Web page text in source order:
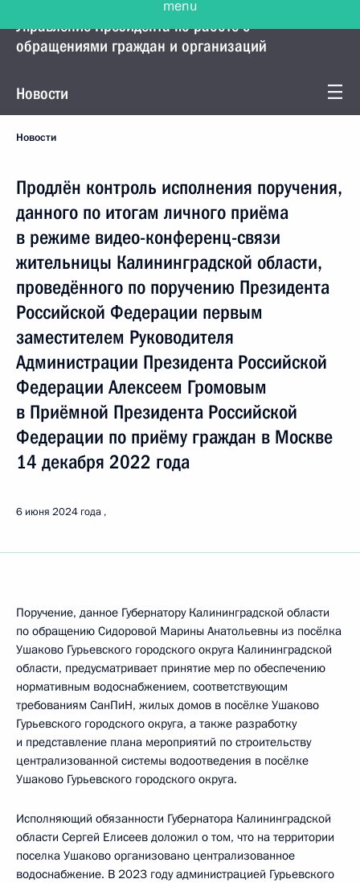
Управление Президента по работе с
обращениями граждан и организаций
Новости
Новости
Продлён контроль исполнения поручения,
данного по итогам личного приёма
в режиме видео-конференц-связи
жительницы Калининградской области,
проведённого по поручению Президента
Российской Федерации первым
заместителем Руководителя
Администрации Президента Российской
Федерации Алексеем Громовым
в Приёмной Президента Российской
Федерации по приёму граждан в Москве
14 декабря 2022 года
6 июня 2024 года
Поручение, данное Губернатору Калининградской области
по обращению Сидоровой Марины Анатольевны из посёлка
Ушаково Гурьевского городского округа Калининградской
области, предусматривает принятие мер по обеспечению
нормативным водоснабжением, соответствующим
требованиям СанПиН, жилых домов в посёлке Ушаково
Гурьевского городского округа, а также разработку
и представление плана мероприятий по строительству
централизованной системы водоотведения в посёлке
Ушаково Гурьевского городского округа.
Исполняющий обязанности Губернатора Калининградской
области Сергей Елисеев доложил о том, что на территории
поселка Ушаково организовано централизованное
водоснабжение. В 2023 году администрацией Гурьевского